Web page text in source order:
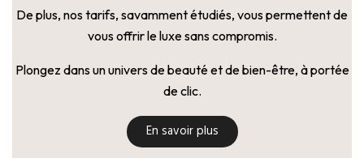
De plus, nos tarifs, savamment étudiés, vous permettent de
vous offrir le luxe sans compromis.
Plongez dans un univers de beauté et de bien-être, à portée
de clic.
En savoir plus